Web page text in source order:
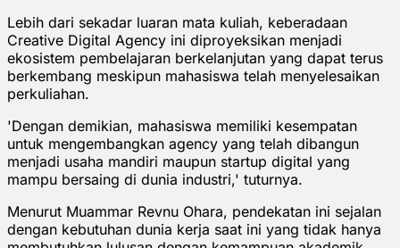
Lebih dari sekadar luaran mata kuliah, keberadaan
Creative Digital Agency ini diproyeksikan menjadi
ekosistem pembelajaran berkelanjutan yang dapat terus
berkembang meskipun mahasiswa telah menyelesaikan
perkuliahan.
'Dengan demikian, mahasiswa memiliki kesempatan
untuk mengembangkan agency yang telah dibangun
menjadi usaha mandiri maupun startup digital yang
mampu bersaing di dunia industri,' tuturnya.
Menurut Muammar Revnu Ohara, pendekatan ini sejalan
dengan kebutuhan dunia kerja saat ini yang tidak hanya